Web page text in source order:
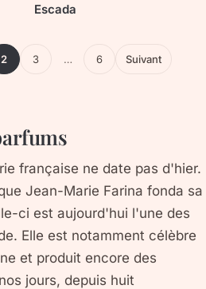
Escada
2 3 … 6 Suivant
française ne date pas d'hier.
Jean-Marie Farina fonda sa
ci est aujourd'hui l'une des
Elle est notamment célèbre
et produit encore des
jours, depuis huit